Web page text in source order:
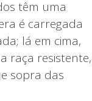
têm uma
é carregada
lá em cima,
raça resistente,
sopra das